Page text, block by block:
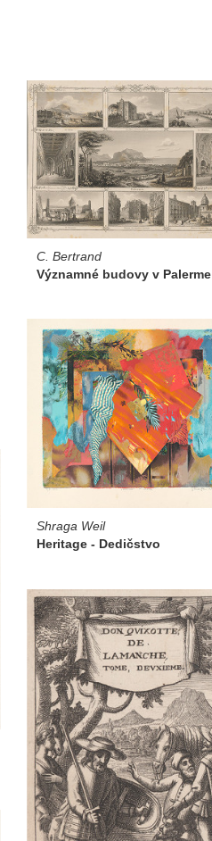
C. Bertrand
Významné budovy v Palerme
Shraga Weil
Heritage - Dedičstvo